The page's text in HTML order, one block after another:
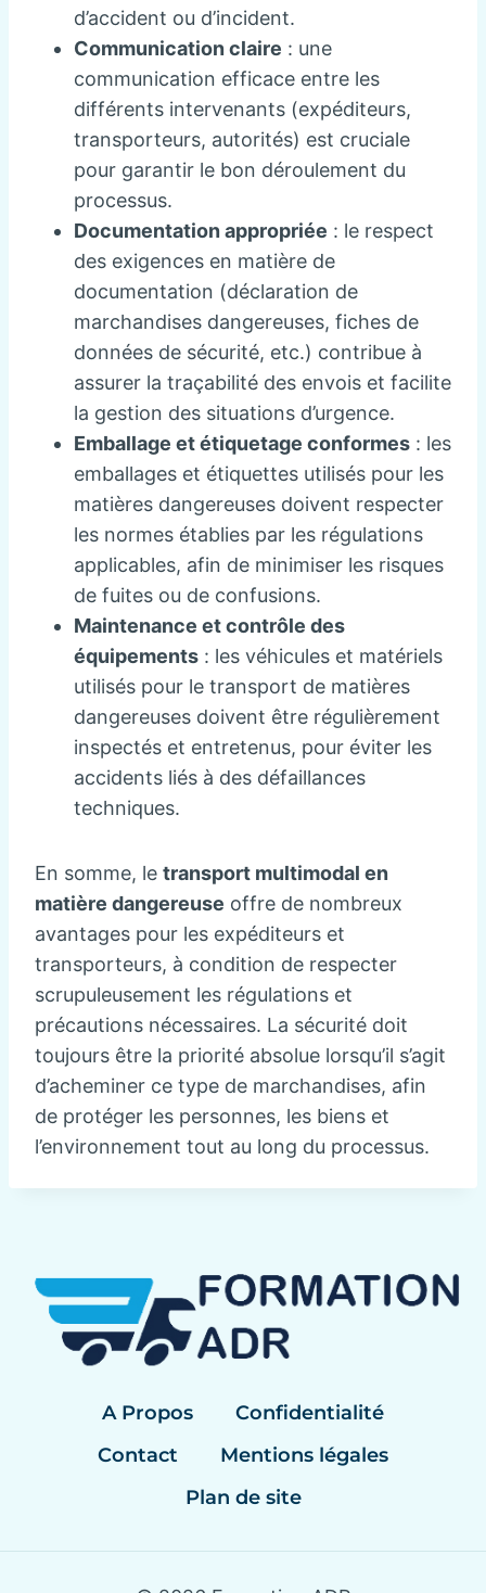
d’accident ou d’incident.
Communication claire : une
communication efficace entre les
différents intervenants (expéditeurs,
transporteurs, autorités) est cruciale
pour garantir le bon déroulement du
processus.
Documentation appropriée : le respect
des exigences en matière de
documentation (déclaration de
marchandises dangereuses, fiches de
données de sécurité, etc.) contribue à
assurer la traçabilité des envois et facilite
la gestion des situations d’urgence.
Emballage et étiquetage conformes : les
emballages et étiquettes utilisés pour les
matières dangereuses doivent respecter
les normes établies par les régulations
applicables, afin de minimiser les risques
de fuites ou de confusions.
Maintenance et contrôle des
équipements : les véhicules et matériels
utilisés pour le transport de matières
dangereuses doivent être régulièrement
inspectés et entretenus, pour éviter les
accidents liés à des défaillances
techniques.
En somme, le transport multimodal en
matière dangereuse offre de nombreux
avantages pour les expéditeurs et
transporteurs, à condition de respecter
scrupuleusement les régulations et
précautions nécessaires. La sécurité doit
toujours être la priorité absolue lorsqu’il s’agit
d’acheminer ce type de marchandises, afin
de protéger les personnes, les biens et
l’environnement tout au long du processus.
A Propos
Confidentialité
Contact
Mentions légales
Plan de site